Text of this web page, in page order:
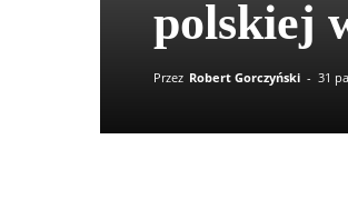
polskiej
Przez Robert Gorczyński - 31